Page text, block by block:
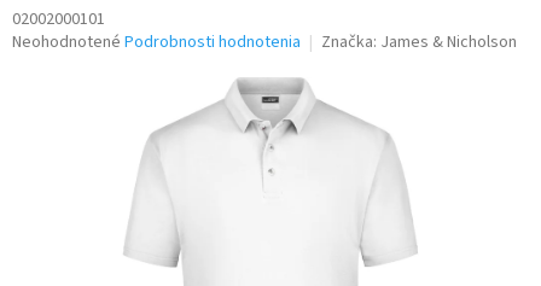
02002000101
Priemerné
Neohodnotené Podrobnosti hodnotenia Značka: James & Nicholson